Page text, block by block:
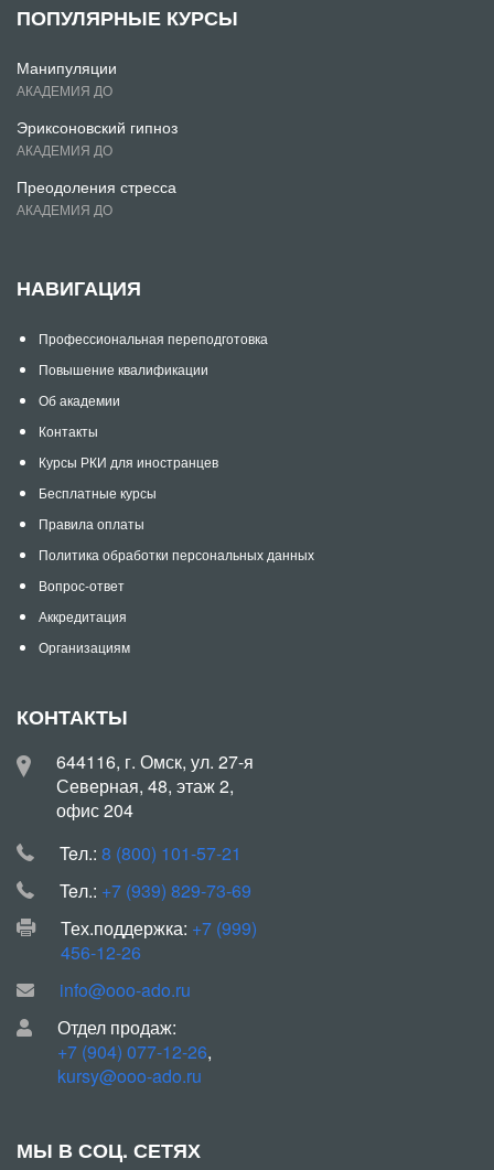
ПОПУЛЯРНЫЕ КУРСЫ
Манипуляции
АКАДЕМИЯ ДО
Эриксоновский гипноз
АКАДЕМИЯ ДО
Преодоления стресса
АКАДЕМИЯ ДО
НАВИГАЦИЯ
Профессиональная переподготовка
Повышение квалификации
Об академии
Контакты
Курсы РКИ для иностранцев
Бесплатные курсы
Правила оплаты
Политика обработки персональных данных
Вопрос-ответ
Аккредитация
Организациям
КОНТАКТЫ
644116, г. Омск, ул. 27-я
Северная, 48, этаж 2,
офис 204
Teл.: 8 (800) 101-57-21
Teл.: +7 (939) 829-73-69
Тех.поддержка: +7 (999)
456-12-26
info@ooo-ado.ru
Отдел продаж:
+7 (904) 077-12-26,
kursy@ooo-ado.ru
МЫ В СОЦ. СЕТЯХ